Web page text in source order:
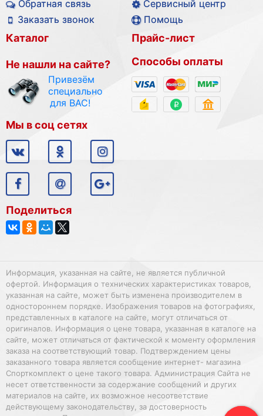
Обратная связь
Заказать звонок
Сервисный центр
Помощь
Каталог
Не нашли на сайте?
Привезём
специально
для ВАС!
Прайс-лист
Способы оплаты
Мы в соц сетях
Поделиться
Информация, указанная на сайте, не является публичной
офертой. Информация о технических характеристиках товаров,
указанная на сайте, может быть изменена производителем в
одностороннем порядке. Изображения товаров на фотографиях,
представленных в каталоге на сайте, могут отличаться от
оригиналов. Информация о цене товара, указанная в каталоге на
сайте, может отличаться от фактической к моменту оформления
заказа на соответствующий товар. Подтверждением цены
заказанного товара является сообщение интернет- магазина
Спорткомплект о цене такого товара. Администрация Сайта не
несет ответственности за содержание сообщений и других
материалов на сайте, их возможное несоответствие
действующему законодательству, за достоверность